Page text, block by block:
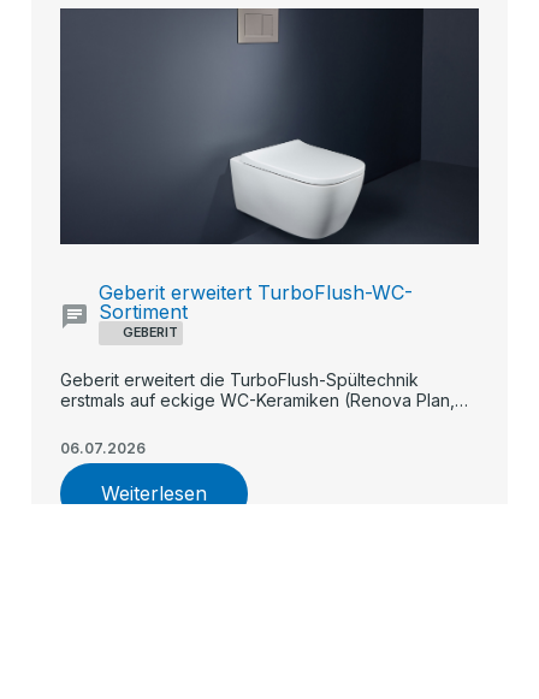
GEBERIT
Geberit erweitert TurboFlush-WC-
Sortiment
Geberit erweitert die TurboFlush-Spültechnik
erstmals auf eckige WC-Keramiken (Renova Plan,
spülrandlose, flüsterleise Flächenspülung damit in
allen Preissegmenten verfügbar.
06.07.2026
Weiterlesen